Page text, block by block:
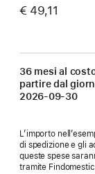
€ 49,11
36 mesi al
partire dal
2026-09-30
L’importo
di spedizione e gli
queste spese
tramite